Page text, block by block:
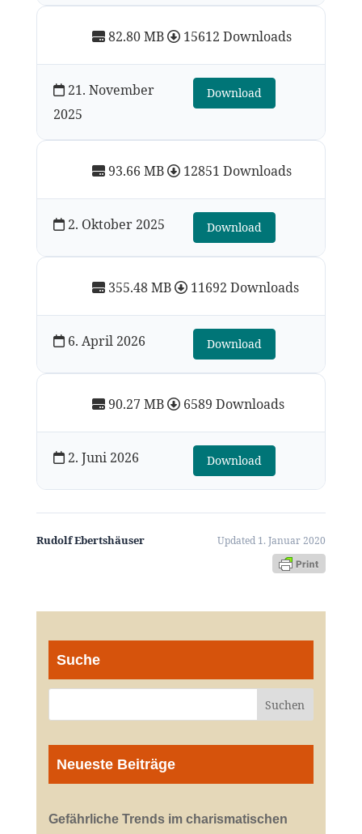
90.27 MB 6589 Downloads
2. Juni 2026 Download
355.48 MB 11692 Downloads
6. April 2026 Download
82.80 MB 15612 Downloads
21. November
2025
Download
93.66 MB 12851 Downloads
2. Oktober 2025 Download
Rudolf Ebertshäuser Updated 1. Januar 2020
Suche
Neueste Beiträge
Gefährliche Trends im charismatischen